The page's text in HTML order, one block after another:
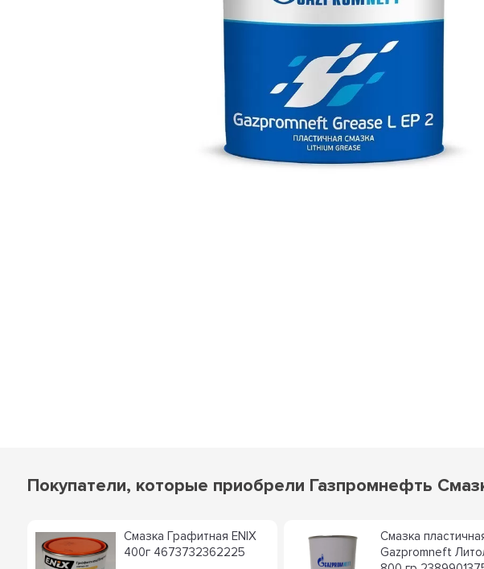
Покупатели, которые приобрели Газпромнефть
Смазка Графитная ENIX
400г 4673732362225
Смазка
Gazpromneft